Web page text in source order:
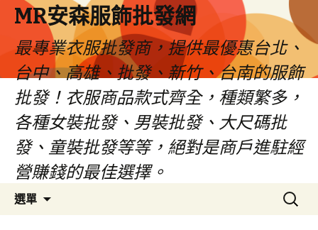
MR安森服飾批發網
最專業衣服批發商，提供最優惠台北、
台中、高雄、批發、新竹、台南的服飾
批發！衣服商品款式齊全，種類繁多，
各種女裝批發、男裝批發、大尺碼批
發、童裝批發等等，絕對是商戶進駐經
營賺錢的最佳選擇。
選單
搜
尋